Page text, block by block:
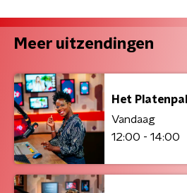
Meer uitzendingen
Het
Vandaag
12:00 - 14:00